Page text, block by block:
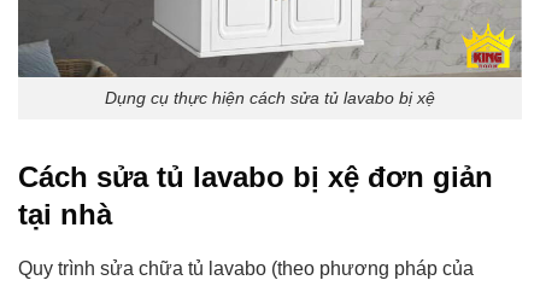
Dụng cụ thực hiện cách sửa tủ lavabo bị xệ
Cách sửa tủ lavabo bị xệ đơn giản
tại nhà
Quy trình sửa chữa tủ lavabo (theo phương pháp của